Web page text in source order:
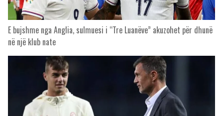
E bujshme nga Anglia, sulmuesi i “Tre Luanëve” akuzohet për dhunë
në një klub nate